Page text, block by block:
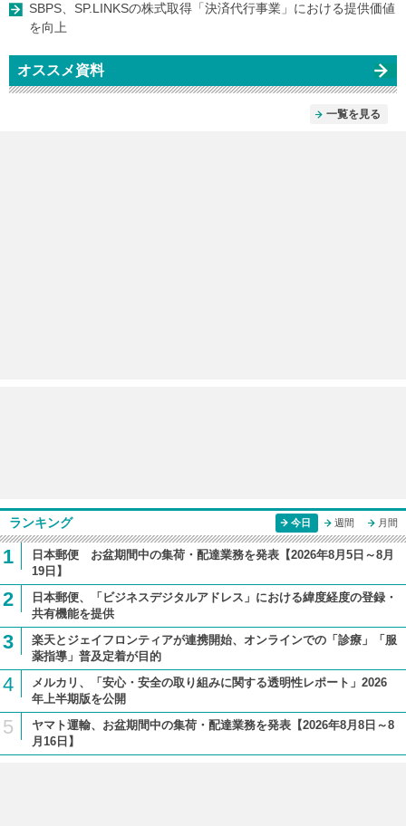
SBPS、SP.LINKSの株式取得「決済代行事業」における提供価値
を向上
オススメ資料
一覧を見る
ランキング 今日 週間 月間
1
日本郵便 お盆期間中の集荷・配達業務を発表【2026年8月5日～8月
19日】
2
日本郵便、「ビジネスデジタルアドレス」における緯度経度の登録・
共有機能を提供
3
楽天とジェイフロンティアが連携開始、オンラインでの「診療」「服
薬指導」普及定着が目的
4
メルカリ、「安心・安全の取り組みに関する透明性レポート」2026
年上半期版を公開
5
ヤマト運輸、お盆期間中の集荷・配達業務を発表【2026年8月8日～8
月16日】